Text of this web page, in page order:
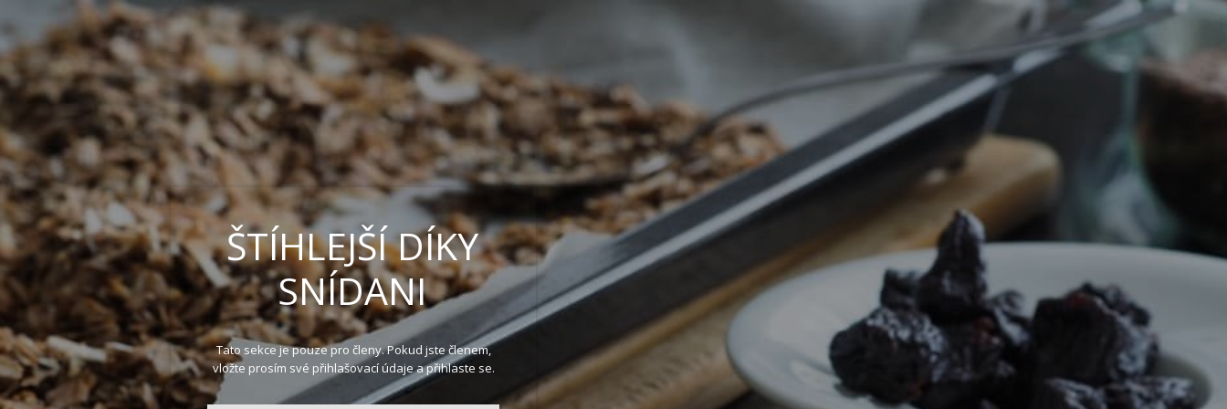
ŠTÍHLEJŠÍ DÍKY
SNÍDANI
Tato sekce je pouze pro členy. Pokud jste členem,
vložte prosím své přihlašovací údaje a přihlaste se.